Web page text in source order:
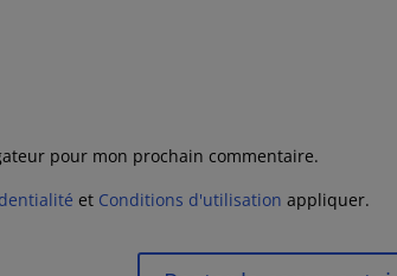
pour mon prochain commentaire.
et Conditions d'utilisation appliquer.